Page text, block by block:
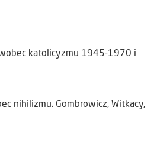
katolicyzmu 1945-1970 i
nihilizmu. Gombrowicz, Witkacy,